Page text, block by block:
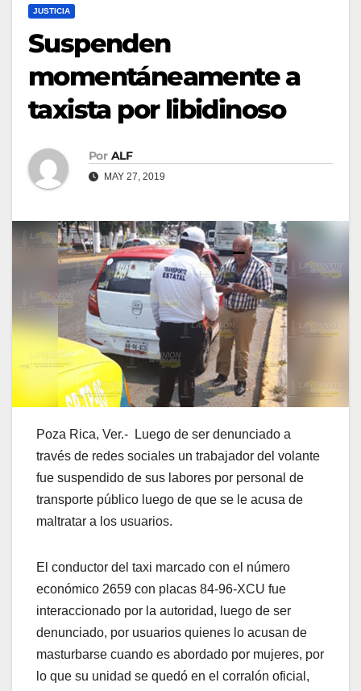
JUSTICIA
Suspenden
momentáneamente a
taxista por libidinoso
Por ALF
MAY 27, 2019
Poza Rica, Ver.- Luego de ser denunciado a
través de redes sociales un trabajador del volante
fue suspendido de sus labores por personal de
transporte público luego de que se le acusa de
maltratar a los usuarios.
El conductor del taxi marcado con el número
económico 2659 con placas 84-96-XCU fue
interaccionado por la autoridad, luego de ser
denunciado, por usuarios quienes lo acusan de
masturbarse cuando es abordado por mujeres, por
lo que su unidad se quedó en el corralón oficial,